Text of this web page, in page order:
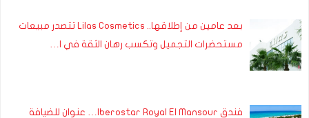
بعد عامين من إطلاقها.. Lilas Cosmetics تتصدر مبيعات
مستحضرات التجميل وتكسب رهان الثقة في ا…
فندق Iberostar Royal El Mansour… عنوان للضيافة